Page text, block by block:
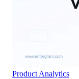
Product Analytics